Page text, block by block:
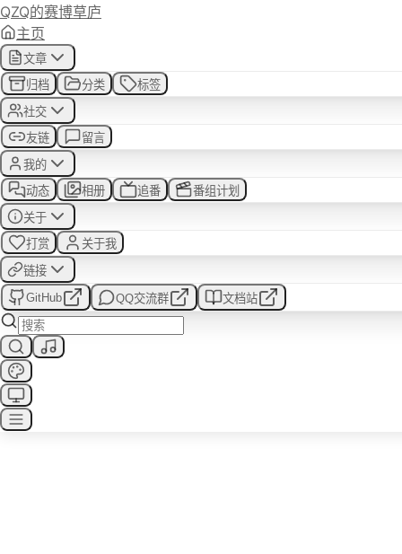
你好，我是QZQ
赛博草庐绝赞建设中...
QZQ的赛博草庐
主页
文章
归档
分类
标签
社交
友链
留言
我的
动态
相册 追番
番组计划
关于
打赏
关于我
链接
GitHub
QQ交流群 文档站